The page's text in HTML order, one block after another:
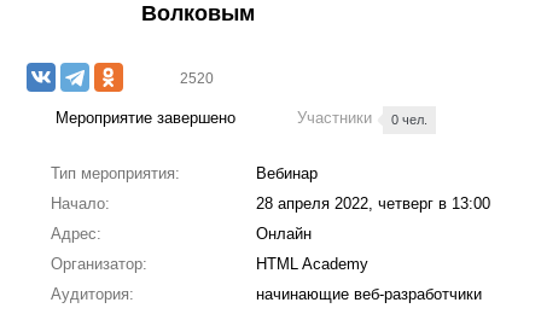
Волковым
2520
Мероприятие завершено Участники 0 чел.
Тип мероприятия:
Вебинар
Начало:
28 апреля 2022, четверг в 13:00
Адрес:
Онлайн
Организатор:
HTML Academy
Аудитория:
начинающие веб-разработчики